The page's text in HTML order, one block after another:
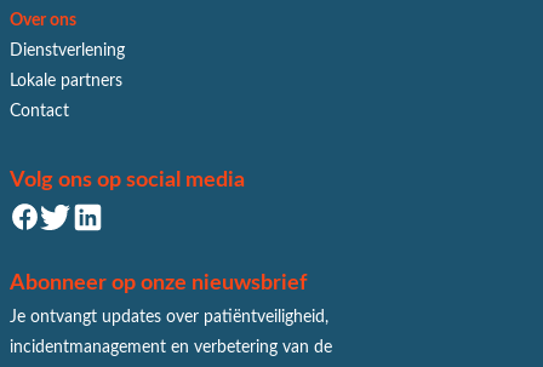
Over ons
Dienstverlening
Lokale partners
Contact
Volg ons op social media
Abonneer op onze nieuwsbrief
Je ontvangt updates over patiëntveiligheid,
incidentmanagement en verbetering van de